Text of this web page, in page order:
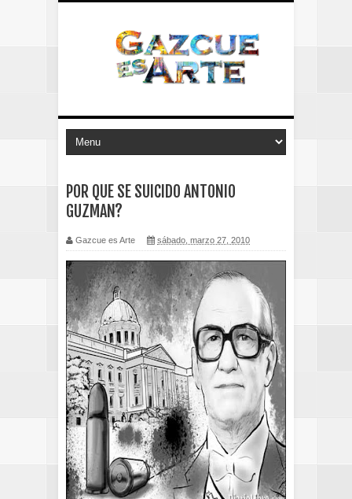
POR QUE SE SUICIDO ANTONIO
GUZMAN?
Gazcue es Arte sábado, marzo 27, 2010